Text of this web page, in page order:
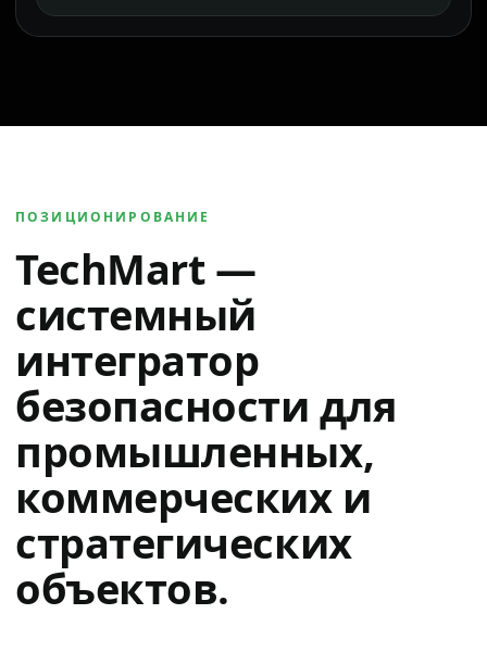
ПОЗИЦИОНИРОВАНИЕ
TechMart —
системный
интегратор
безопасности для
промышленных,
коммерческих и
стратегических
объектов.